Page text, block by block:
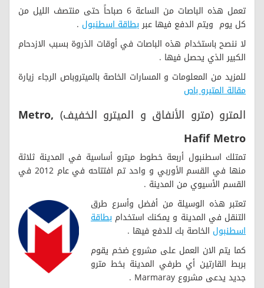
تعمل هذه الباصات من الساعة 6 صباحاً حتى منتصف الليل من
كل يوم ويتم الدفع فيها عبربطاقة اسطنبول .
لا ننصح باستخدام هذه الباصات في أوقات الذروة بسبب الازدحام
الكبير الذي يحصل فيها .
للمزيد من المعلومات و المسارات الخاصة بالميتروباص الرجاء زيارة
مقالة المتيرو باص
المترو (مترو الأنفاق و الميترو الخفيف) Metro,
Hafif Metro
تمتلك اسطنبول أربعة خطوط ميترو أساسية في المدينة ثلاثة
منها في القسم الأوربي و واحد تم افتتاحه في عام 2012 في
القسم الأسيوي من المدينة .
تعتبر هذه الوسيلة من أفضل وأسرع طرق
التنقل في المدينة و يمكنك استخدام بطاقة
اسطنبول الخاصة بك للدفع فيها .
كما يتم الان العمل على مشروع ضخم يقوم
بربط القارتين أي طرفي المدينة بخط مترو
جديد يدعى مشروع Marmaray .